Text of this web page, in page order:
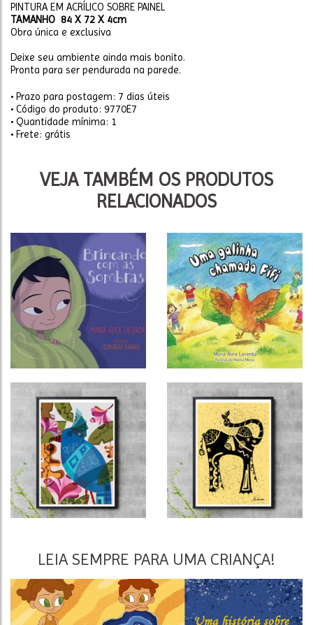
PINTURA EM ACRÍLICO SOBRE PAINEL
TAMANHO 84 X 72 X 4cm
Obra única e exclusiva
Deixe seu ambiente ainda mais bonito.
Pronta para ser pendurada na parede.
• Prazo para postagem: 7 dias úteis
• Código do produto: 9770E7
• Quantidade mínima: 1
• Frete: grátis
VEJA TAMBÉM OS PRODUTOS
RELACIONADOS
LEIA SEMPRE PARA UMA CRIANÇA!